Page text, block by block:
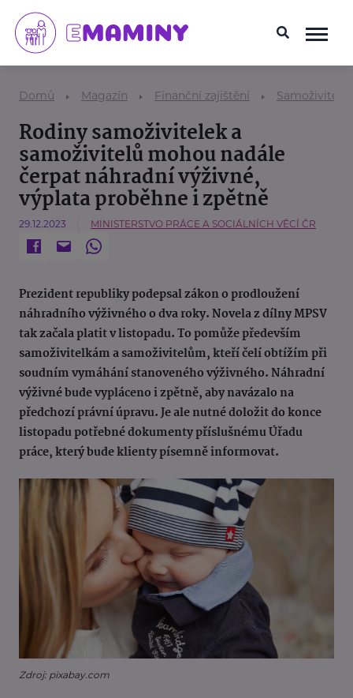
Domů Magazín Finanční zajištění Samoživitel/
Rodiny samoživitelek a
samoživitelů mohou nadále
čerpat náhradní výživné,
výplata proběhne i zpětně
29.12.2023 MINISTERSTVO PRÁCE A SOCIÁLNÍCH VĚCÍ ČR
Prezident republiky podepsal zákon o prodloužení
náhradního výživného o dva roky. Novela z dílny MPSV
tak začala platit v listopadu. To pomůže především
samoživitelkám a samoživitelům, kteří čelí obtížím při
soudním vymáhání stanoveného výživného. Náhradní
výživné bude vypláceno i zpětně, aby navázalo na
předchozí právní úpravu. Je ale nutné doložit do konce
listopadu potřebné dokumenty příslušnému Úřadu
práce, který bude klienty písemně informovat.
Zdroj: pixabay.com